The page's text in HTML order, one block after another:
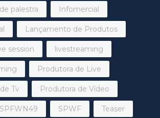
palestra Infomercial
Lançamento de Produtos
session livestreaming
Produtora de Live
Tv Produtora de Vídeo
SPFWN49 SPWF Teaser